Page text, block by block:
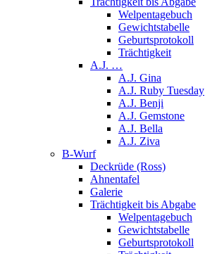
Welpentagebuch
Gewichtstabelle
Geburtsprotokoll
Trächtigkeit
A.J. …
A.J. Gina
A.J. Ruby Tuesday
A.J. Benji
A.J. Gemstone
A.J. Bella
A.J. Ziva
B-Wurf
Deckrüde (Ross)
Ahnentafel
Galerie
Trächtigkeit bis Abgabe
Welpentagebuch
Gewichtstabelle
Geburtsprotokoll